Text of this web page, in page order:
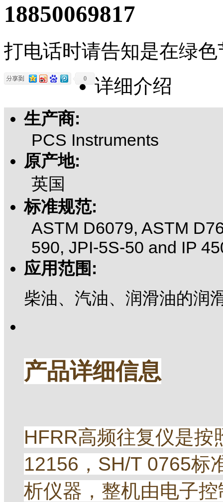
18850069817
打电话时请告知是在绿
0 详细介绍
生产商:
PCS Instruments
原产地:
英国
标准规范:
ASTM D6079, ASTM
590, JPI-5S-50 and IP
应用范围:
柴油、汽油、润滑油的润
产品详细信息
HFRR高频往复仪是
12156，SH/T 0765标
析仪器，整机由电子